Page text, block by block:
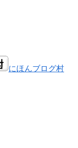
にほんブログ村